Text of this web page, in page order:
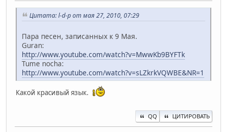
Цитата: l-d-p от мая 27, 2010, 07:29
Пара песен, записанных к 9 Мая.
Guran:
http://www.youtube.com/watch?v=MwwKb9BYFTk
Tume nocha:
http://www.youtube.com/watch?v=sLZkrkVQWBE&NR=1
Какой красивый язык.
QQ ЦИТИРОВАТЬ